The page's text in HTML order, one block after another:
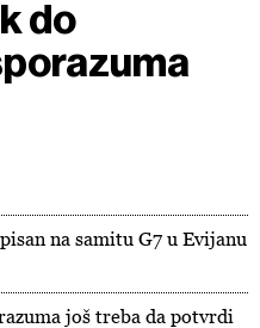
do
na samitu G7 u Evijanu
još treba da potvrdi